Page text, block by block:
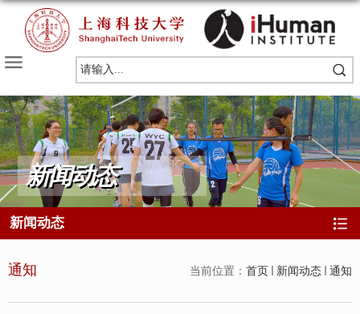
新闻动态
新闻动态
当前位置： 首页 新闻动态 通知
通知